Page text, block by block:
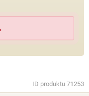
ID produktu 71253